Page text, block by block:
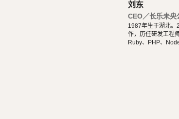
的主要原因。另外，在
具有较强的可扩展性。
被释放出来。Django 框架的
刘东
CEO／长乐未央
1987年生于湖北。
作，历任研发工程师
Ruby、PHP、